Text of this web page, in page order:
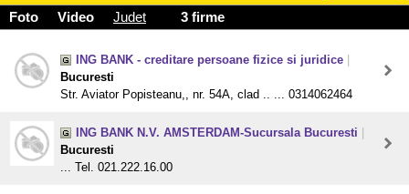
Foto Video Judet 3 firme
ING BANK - creditare persoane fizice si juridice
Bucuresti
Str. Aviator Popisteanu,, nr. 54A, clad .. ... 0314062464
ING BANK N.V. AMSTERDAM-Sucursala Bucuresti
Bucuresti
... Tel. 021.222.16.00